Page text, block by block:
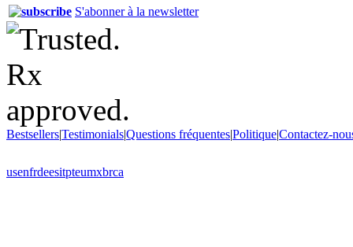
S'abonner à la newsletter
Bestsellers|Testimonials|Questions fréquentes|Politique|Contactez-
usenfrdeesitpteumxbrca